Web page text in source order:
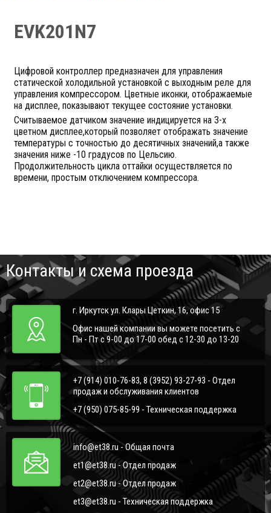
EVK201N7
Цифровой контроллер предназначен для управления
статической холодильной установкой с выходным реле для
управления компрессором. Цветные иконки, отображаемые
на дисплее, показывают текущее состояние установки.
Считываемое датчиком значение индицируется на 3-х
цветном дисплее,который позволяет отображать значение
температуры с точностью до десятичных значений,а также
значения ниже -10 градусов по Цельсию.
Продолжительность цикла оттайки осуществляется по
времени, простым отключением компрессора.
Контакты и схема проезда
г. Иркутск ул. Клары Цеткин, 16, офис 15
Офис нашей компании вы можете посетить с
Пн - Пт с 9-00 до 17-00 обед с 12-30 до 13-20
+7 (914) 010-76-83, 8 (3952) 93-27-93 - Отдел
продаж и обслуживания клиентов
+7 (950) 075-85-99 - Техническая поддержка
info@et38.ru - Общая почта
et1@et38.ru - Отдел продаж
et2@et38.ru - Отдел продаж
et3@et38.ru - Техническая поддержка